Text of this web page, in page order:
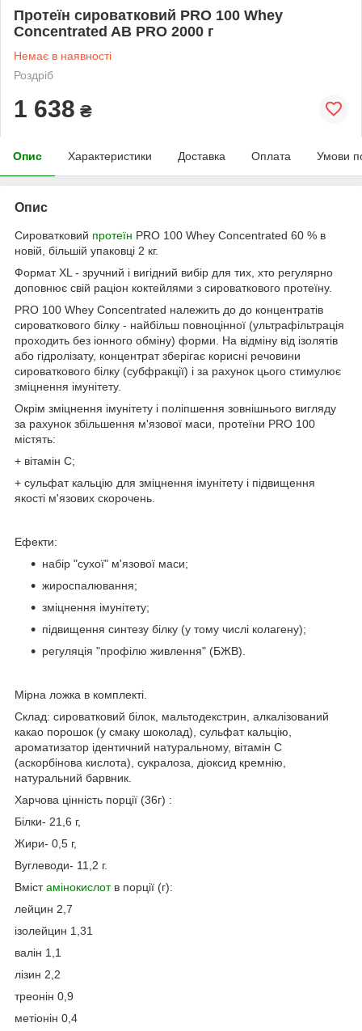
Протеїн сироватковий PRO 100 Whey
Concentrated AB PRO 2000 г
Немає в наявності
Роздріб
1 638 ₴
Опис Характеристики Доставка Оплата Умови
Опис
Сироватковий протеїн PRO 100 Whey Concentrated 60 % в
новій, більшій упаковці 2 кг.
Формат XL - зручний і вигідний вибір для тих, хто регулярно
доповнює свій раціон коктейлями з сироваткового протеїну.
PRO 100 Whey Concentrated належить до до концентратів
сироваткового білку - найбільш повноцінної (ультрафільтрація
проходить без іонного обміну) форми. На відміну від ізолятів
або гідролізату, концентрат зберігає корисні речовини
сироваткового білку (субфракції) і за рахунок цього стимулює
зміцнення імунітету.
Окрім зміцнення імунітету і поліпшення зовнішнього вигляду
за рахунок збільшення м'язової маси, протеїни PRO 100
містять:
+ вітамін С;
+ сульфат кальцію для зміцнення імунітету і підвищення
якості м'язових скорочень.
Ефекти:
набір "сухої" м'язової маси;
жироспалювання;
зміцнення імунітету;
підвищення синтезу білку (у тому числі колагену);
регуляція "профілю живлення" (БЖВ).
Мірна ложка в комплекті.
Склад: сироватковий білок, мальтодекстрин, алкалізований
какао порошок (у смаку шоколад), сульфат кальцію,
ароматизатор ідентичний натуральному, вітамін С
(аскорбінова кислота), сукралоза, діоксид кремнію,
натуральний барвник.
Харчова цінність порції (36г) :
Білки- 21,6 г,
Жири- 0,5 г,
Вуглеводи- 11,2 г.
Вмістамінокислотв порції (г):
лейцин 2,7
ізолейцин 1,31
валін 1,1
лізин 2,2
треонін 0,9
метіонін 0,4